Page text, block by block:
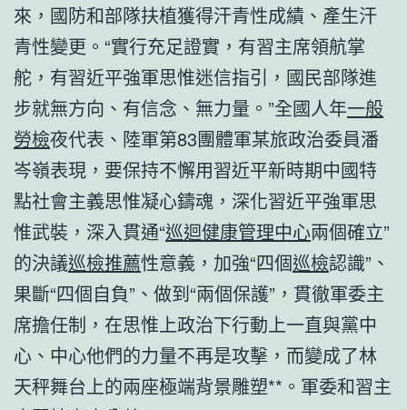
來，國防和部隊扶植獲得汗青性成績、產生汗
青性變更。“實行充足證實，有習主席領航掌
舵，有習近平強軍思惟迷信指引，國民部隊進
步就無方向、有信念、無力量。”全國人年一般
勞檢夜代表、陸軍第83團體軍某旅政治委員潘
岑嶺表現，要保持不懈用習近平新時期中國特
點社會主義思惟凝心鑄魂，深化習近平強軍思
惟武裝，深入貫通“巡迴健康管理中心兩個確立”
的決議巡檢推薦性意義，加強“四個巡檢認識”、
果斷“四個自負”、做到“兩個保護”，貫徹軍委主
席擔任制，在思惟上政治下行動上一直與黨中
心、中心他們的力量不再是攻擊，而變成了林
天秤舞台上的兩座極端背景雕塑**。軍委和習主